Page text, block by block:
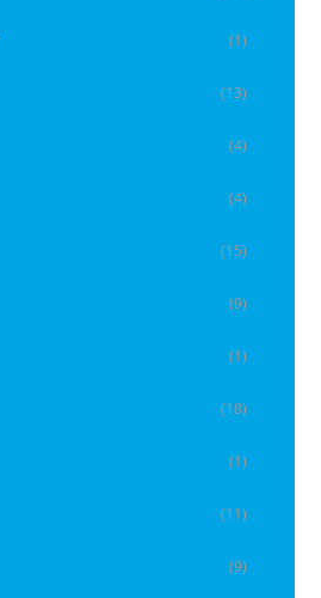
(1)
(13)
(4)
(4)
(15)
(9)
(1)
(18)
(1)
(11)
(9)